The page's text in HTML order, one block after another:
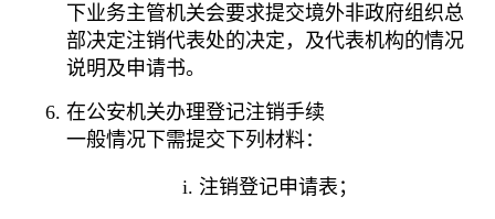
下业务主管机关会要求提交境外非政府组织总
部决定注销代表处的决定，及代表机构的情况
说明及申请书。
在公安机关办理登记注销手续
一般情况下需提交下列材料：
注销登记申请表；